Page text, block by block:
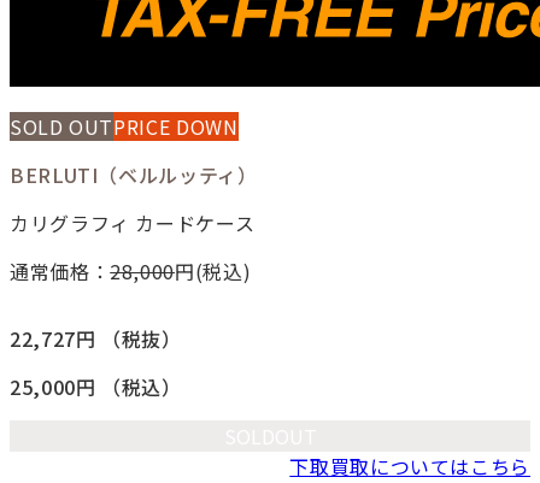
SOLD OUTPRICE DOWN
BERLUTI（ベルルッティ）
カリグラフィ カードケース
通常価格：28,000円(税込)
22,727円
（税抜）
25,000円
（税込）
下取買取についてはこちら